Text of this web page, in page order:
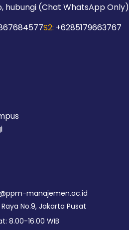
hubungi (Chat WhatsApp Only):
S2: +6285179663767
manajemen.ac.id
No.9, Jakarta Pusat
8.00-16.00 WIB